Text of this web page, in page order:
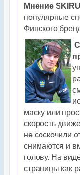
Мнение
популярные
Финского
маску или
скорость
не соскочили
снимаются и
голову. На
страницы как